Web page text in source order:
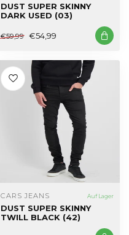
DUST SUPER SKINNY
DARK USED (03)
€59,99 €54,99
CARS JEANS Auf Lager
DUST SUPER SKINNY
TWILL BLACK (42)